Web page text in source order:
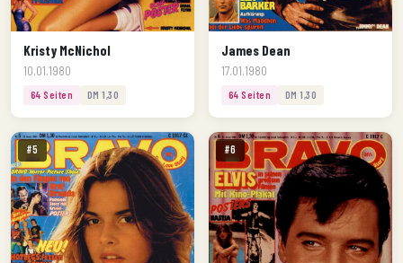
Kristy McNichol
10.01.1980
64 Seiten DM 1,30
James Dean
17.01.1980
64 Seiten DM 1,30
#5 #6